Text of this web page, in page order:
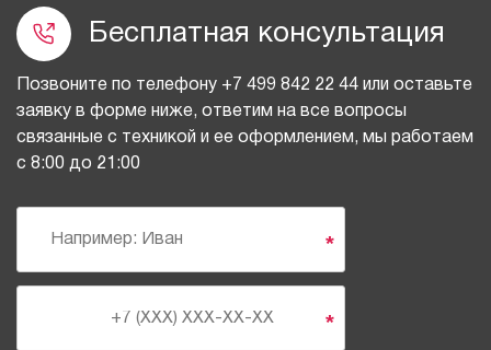
Бесплатная консультация
Позвоните по телефону +7 499 842 22 44 или оставьте
заявку в форме ниже, ответим на все вопросы
связанные с техникой и ее оформлением, мы работаем
с 8:00 до 21:00
*
*